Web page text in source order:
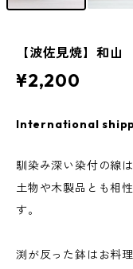
【波佐見焼】和
¥2,200
International
馴染み深い染付の線
土物や木製品とも相
す。
渕が反った鉢はお料